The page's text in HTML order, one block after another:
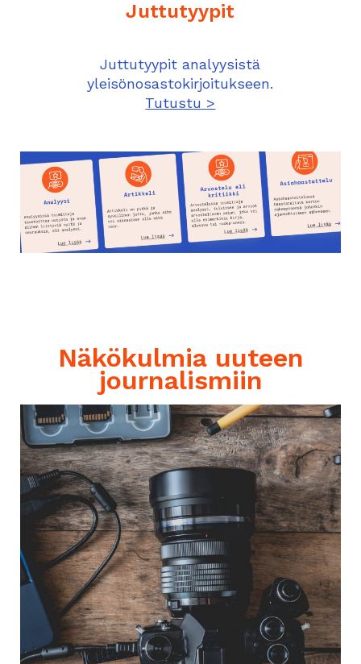
Juttutyypit
Juttutyypit analyysistä
yleisönosastokirjoitukseen.
Tutustu >
Näkökulmia uuteen
journalismiin